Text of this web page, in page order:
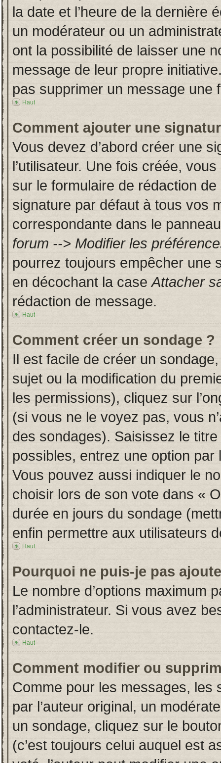
la date et l’heure de la dernière
un modérateur ou un
ont la possibilité de laisser une
message de leur propre
pas supprimer un message une
Haut
Comment ajouter une
Vous devez d’abord créer une
l’utilisateur. Une fois créée,
sur le formulaire de rédaction
signature par défaut à tous vos
correspondante dans le
forum --> Modifier les
pourrez toujours empêcher une
en décochant la caseAttacher
rédaction de message.
Haut
Comment créer un sondage ?
Il est facile de créer un
sujet ou la modification du
les permissions), cliquez sur
(si vous ne le voyez pas, vous
des sondages). Saisissez le
possibles, entrez une option
Vous pouvez aussi indiquer le
choisir lors de son vote dans «
durée en jours du sondage
enfin permettre aux utilisateurs
Haut
Pourquoi ne puis-je pas
Le nombre d’options maximum
l’administrateur. Si vous avez
contactez-le.
Haut
Comment modifier ou
Comme pour les messages, les
par l’auteur original, un
un sondage, cliquez sur le
(c’est toujours celui auquel est